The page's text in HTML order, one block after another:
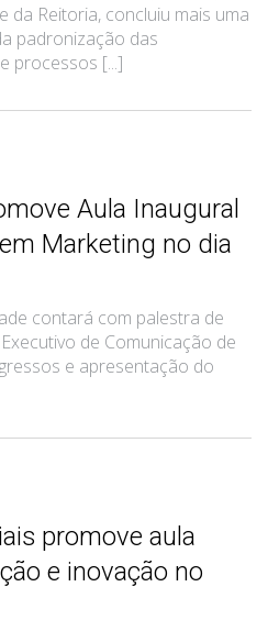
da Reitoria, concluiu mais uma
padronização das
processos [...]
Aula Inaugural
Marketing no dia
contará com palestra de
de Comunicação de
e apresentação do
promove aula
e inovação no